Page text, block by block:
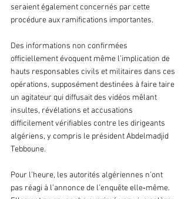
seraient également concernés par cette
procédure aux ramifications importantes.
Des informations non confirmées
officiellement évoquent même l’implication de
hauts responsables civils et militaires dans ces
opérations, supposément destinées à faire taire
un agitateur qui diffusait des vidéos mêlant
insultes, révélations et accusations
difficilement vérifiables contre les dirigeants
algériens, y compris le président Abdelmadjid
Tebboune.
Pour l’heure, les autorités algériennes n’ont
pas réagi à l’annonce de l’enquête elle‑même.